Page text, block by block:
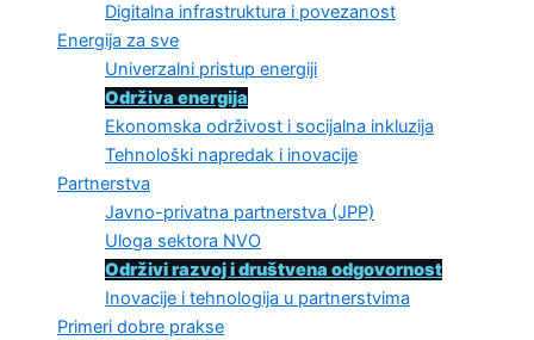
Digitalna infrastruktura i povezanost
Energija za sve
Univerzalni pristup energiji
Održiva energija
Ekonomska održivost i socijalna inkluzija
Tehnološki napredak i inovacije
Partnerstva
Javno-privatna partnerstva (JPP)
Uloga sektora NVO
Održivi razvoj i društvena odgovornost
Inovacije i tehnologija u partnerstvima
Primeri dobre prakse